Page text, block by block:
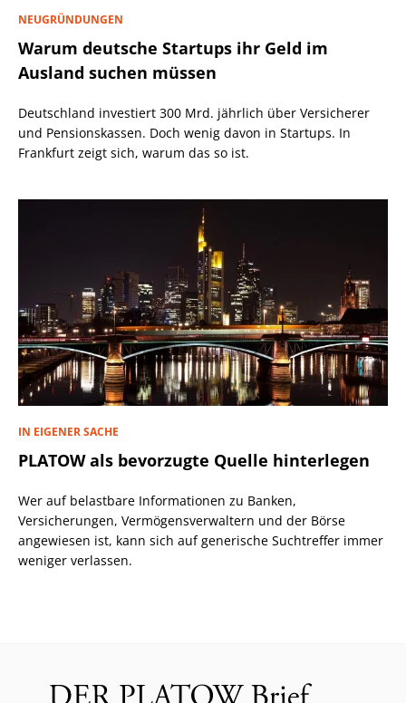
NEUGRÜNDUNGEN
Warum deutsche Startups ihr Geld im
Ausland suchen müssen
Deutschland investiert 300 Mrd. jährlich über Versicherer
und Pensionskassen. Doch wenig davon in Startups. In
Frankfurt zeigt sich, warum das so ist.
IN EIGENER SACHE
PLATOW als bevorzugte Quelle hinterlegen
Wer auf belastbare Informationen zu Banken,
Versicherungen, Vermögensverwaltern und der Börse
angewiesen ist, kann sich auf generische Suchtreffer immer
weniger verlassen.